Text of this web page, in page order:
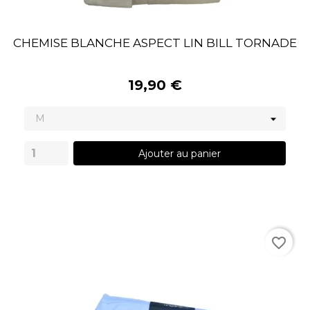
CHEMISE BLANCHE ASPECT LIN BILL TORNADE
19,90 €
Ajouter au panier
favorite_border